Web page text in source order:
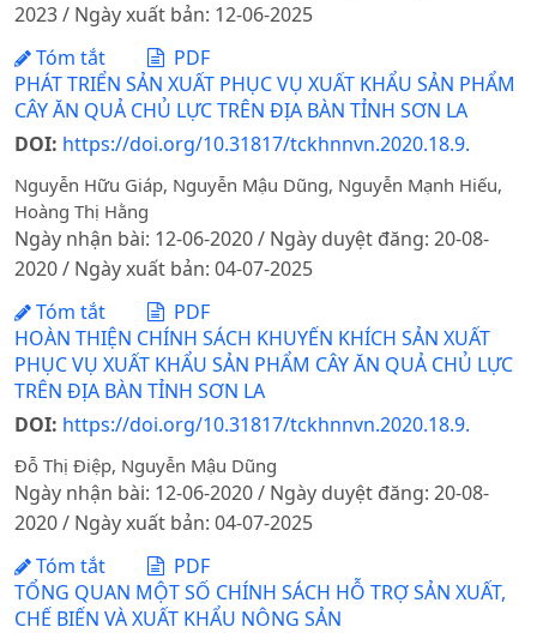
2023 / Ngày xuất bản: 12-06-2025
Tóm tắt
PDF
PHÁT TRIỂN SẢN XUẤT PHỤC VỤ XUẤT KHẨU SẢN PHẨM
CÂY ĂN QUẢ CHỦ LỰC TRÊN ĐỊA BÀN TỈNH SƠN LA
DOI: https://doi.org/10.31817/tckhnnvn.2020.18.9.
Nguyễn Hữu Giáp, Nguyễn Mậu Dũng, Nguyễn Mạnh Hiếu,
Hoàng Thị Hằng
Ngày nhận bài: 12-06-2020 / Ngày duyệt đăng: 20-08-
2020 / Ngày xuất bản: 04-07-2025
Tóm tắt
PDF
HOÀN THIỆN CHÍNH SÁCH KHUYẾN KHÍCH SẢN XUẤT
PHỤC VỤ XUẤT KHẨU SẢN PHẨM CÂY ĂN QUẢ CHỦ LỰC
TRÊN ĐỊA BÀN TỈNH SƠN LA
DOI: https://doi.org/10.31817/tckhnnvn.2020.18.9.
Đỗ Thị Điệp, Nguyễn Mậu Dũng
Ngày nhận bài: 12-06-2020 / Ngày duyệt đăng: 20-08-
2020 / Ngày xuất bản: 04-07-2025
Tóm tắt
PDF
TỔNG QUAN MỘT SỐ CHÍNH SÁCH HỖ TRỢ SẢN XUẤT,
CHẾ BIẾN VÀ XUẤT KHẨU NÔNG SẢN